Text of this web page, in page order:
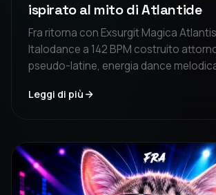
ispirato al mito di Atlantide
Fra ritorna con Exsurgit Magica
Italodance a 142 BPM costruito
pseudo-latine, energia dance
sarà pubblicato in tutto il mondo l'11
Leggi di più